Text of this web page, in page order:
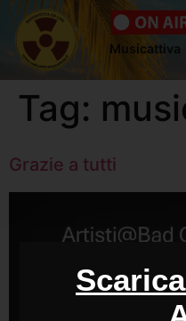
Musicattiva
Tag:
Grazie a tutti